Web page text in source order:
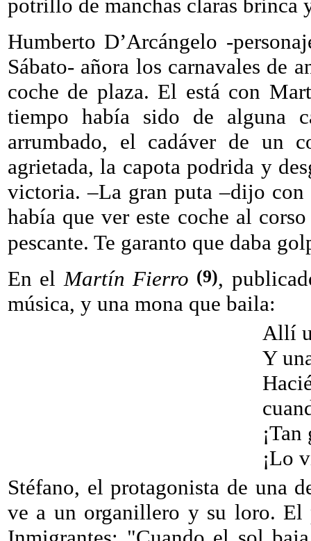
potrillo de manchas claras brinca
Humberto D’Arcángelo -
Sábato- añora los carnavales de
coche de plaza. El está con
tiempo había sido de alguna
arrumbado, el cadáver de un
agrietada, la capota podrida y
victoria. –La gran puta –dijo con
había que ver este coche al
pescante. Te garanto que daba
En el Martín Fierro (9),
música, y una mona que baila:
Allí
Y
¡Lo
Stéfano, el protagonista de una
ve a un organillero y su loro. El